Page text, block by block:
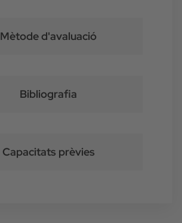
Mètode d'avaluació
Bibliografia
Capacitats prèvies